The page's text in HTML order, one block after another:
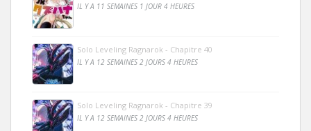
IL Y A 11 SEMAINES 1 JOUR 4 HEURES
Solo Leveling Ragnarok - Chapitre 40
IL Y A 12 SEMAINES 2 JOURS 4 HEURES
Solo Leveling Ragnarok - Chapitre 39
IL Y A 12 SEMAINES 2 JOURS 4 HEURES